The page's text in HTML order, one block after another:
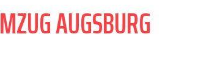
AUGSBURG